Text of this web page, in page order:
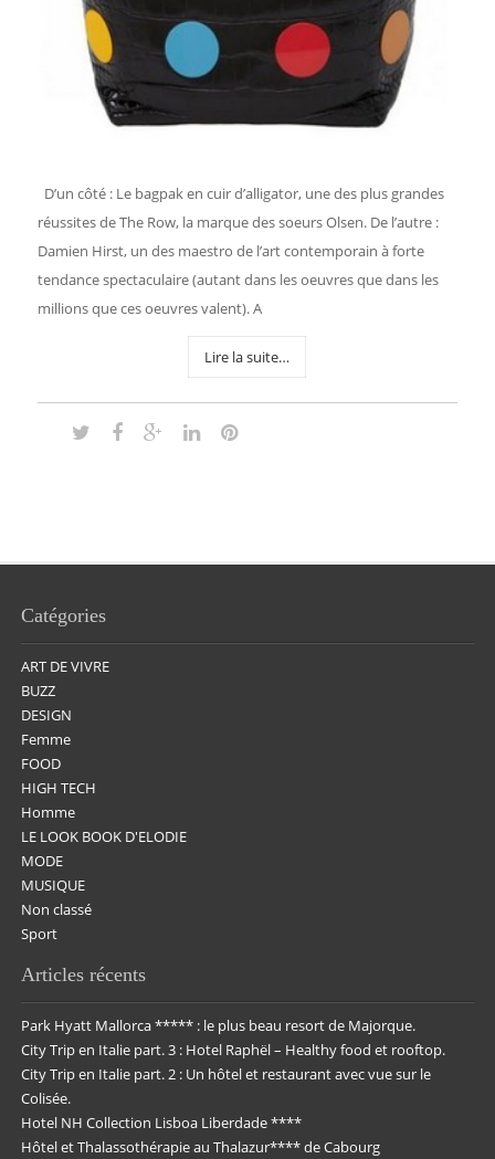
D’un côté : Le bagpak en cuir d’alligator, une des plus grandes
réussites de The Row, la marque des soeurs Olsen. De l’autre :
Damien Hirst, un des maestro de l’art contemporain à forte
tendance spectaculaire (autant dans les oeuvres que dans les
millions que ces oeuvres valent). A
Lire la suite…
Catégories
ART DE VIVRE
BUZZ
DESIGN
Femme
FOOD
HIGH TECH
Homme
LE LOOK BOOK D'ELODIE
MODE
MUSIQUE
Non classé
Sport
Articles récents
Park Hyatt Mallorca ***** : le plus beau resort de Majorque.
City Trip en Italie part. 3 : Hotel Raphël – Healthy food et rooftop.
City Trip en Italie part. 2 : Un hôtel et restaurant avec vue sur le
Colisée.
Hotel NH Collection Lisboa Liberdade ****
Hôtel et Thalassothérapie au Thalazur**** de Cabourg